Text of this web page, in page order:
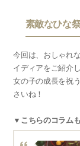
素敵なひな
今回は、おしゃれ
イディアをご紹介し
女の子の成長を祝
さいね！
▼こちらのコラム